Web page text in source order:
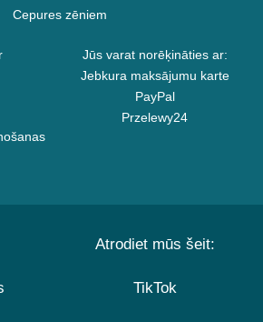
Cepures zēniem
Jūs varat norēķināties ar:
Jebkura maksājumu karte
PayPal
Przelewy24
Atrodiet mūs šeit:
TikTok